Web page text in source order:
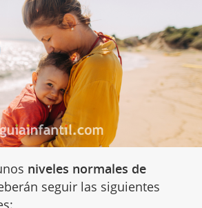
niveles normales de
seguir las siguientes